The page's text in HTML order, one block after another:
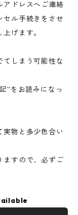
アドレスへご連絡
セル手続きをさせ
げます。
しまう可能性な
”をお読みになっ
物と多少色合い
ますので、必ずご